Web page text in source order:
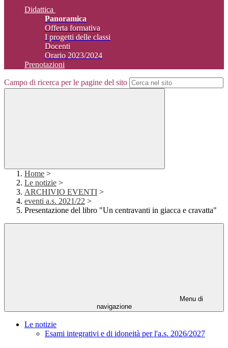
Didattica
Panoramica
Offerta formativa
I progetti delle classi
Docenti
Orario 2023/2024
Prenotazioni
Campo di ricerca per le pagine del sito
Home >
Le notizie >
ARCHIVIO EVENTI >
eventi a.s. 2021/22 >
Presentazione del libro "Un centravanti in giacca e cravatta"
Menu di
navigazione
Le notizie
Esami integrativi e di idoneità per l'a.s. 2026/2027